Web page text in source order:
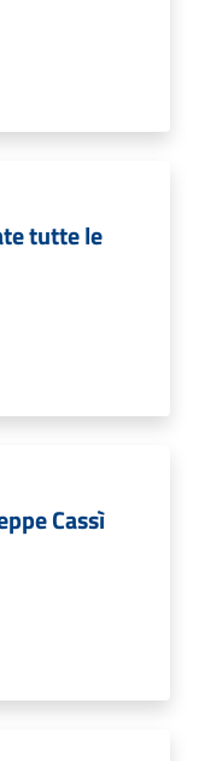
tutte le
Cassì